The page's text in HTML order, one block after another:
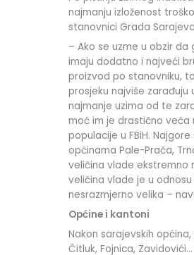
najmanju izloženost
stanovnici Grada
– Ako se uzme u obzir da
imaju dodatno i najveći
proizvod po stanovniku,
prosjeku najviše zarađuju
najmanje uzima od te
moć im je drastično
populacije u FBiH.
općinama Pale-Prača,
veličina vlade ekstremno
veličina vlade je u
nesrazmjerno velika –
Općine i kantoni
Nakon sarajevskih
Čitluk, Fojnica,